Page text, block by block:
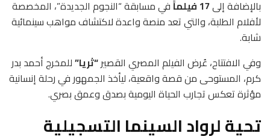
بالإضافة إلى17 فيلماً
في مسابقة “النجوم الجديدة”، المخصصة
لأفلام الطلبة، والتي تعد منصة واعدة لاكتشاف مواهب سينمائية
شابة.
وفي الافتتاح، عُرض الفيلم المصري القصير“ثريا”للمخرج أحمد بدر
كرم، المستوحى من قصة واقعية، ليأخذ الجمهور في رحلة إنسانية
مؤثرة تعكس تجارب الحياة اليومية بصدق وعمق بصري.
تحية لرواد السينما التسجيلية